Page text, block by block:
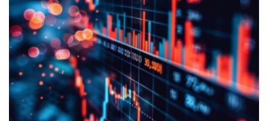
底登場(18:07)
台股大漲1250點收復月季線 外資回補903
億元 電子主流全面反攻(18:00)
百年酥香一口入魂的極致美味再臨 銀座天
國再度客座大倉久和(18:00)
陪爸爸一起開鍋 井賀鍋物北上插旗新北 推
父親節優惠(18:00)
股債雙收益布局正當時 永豐00907
00958B將於8月25日除息(17:30)